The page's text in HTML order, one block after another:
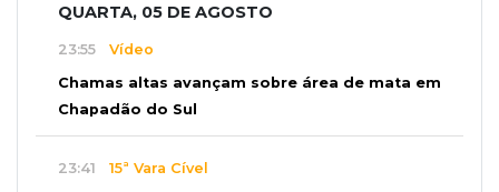
QUARTA, 05 DE AGOSTO
23:55 Vídeo
Chamas altas avançam sobre área de mata em
Chapadão do Sul
23:41 15ª Vara Cível